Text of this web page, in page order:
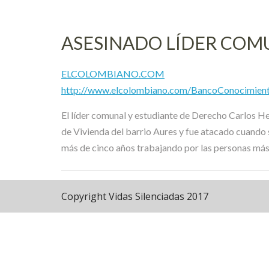
ASESINADO LÍDER
ELCOLOMBIANO.COM
http://www.elcolombiano.com/
El líder comunal y estudiante de Derecho Carlos
de Vivienda del barrio Aures y fue atacado
más de cinco años trabajando por las personas
Copyright Vidas Silenciadas 2017